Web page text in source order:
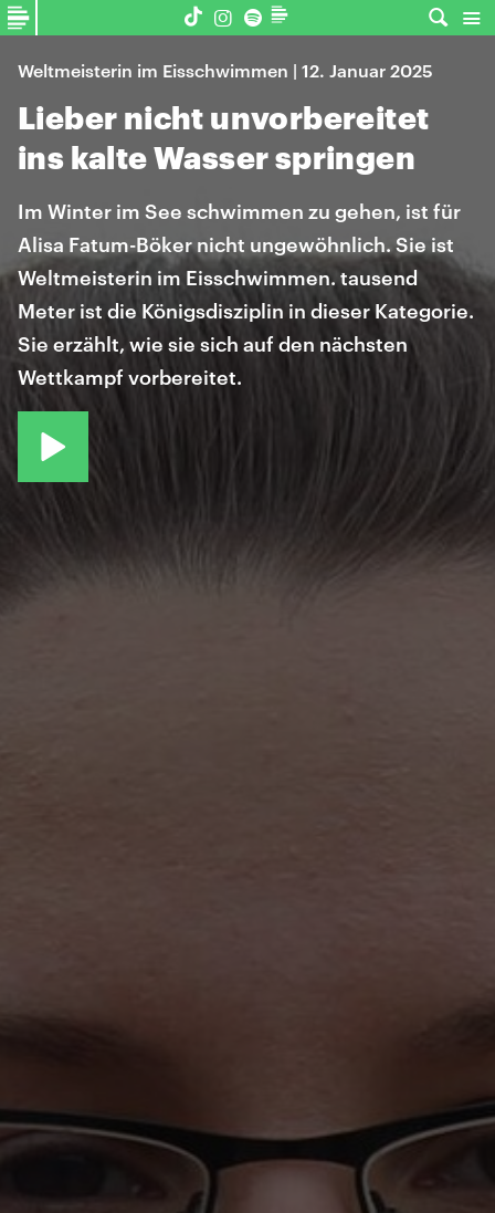
Weltmeisterin im Eisschwimmen | 12. Januar 2025
Lieber nicht unvorbereitet
ins kalte Wasser springen
Im Winter im See schwimmen zu gehen, ist für
Alisa Fatum-Böker nicht ungewöhnlich. Sie ist
Weltmeisterin im Eisschwimmen. tausend
Meter ist die Königsdisziplin in dieser Kategorie.
Sie erzählt, wie sie sich auf den nächsten
Wettkampf vorbereitet.